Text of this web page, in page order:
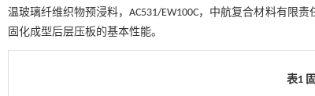
温玻璃纤维织物预浸料，AC531/EW100C，中航复合材料有限
固化成型后层压板的基本性能。
表1